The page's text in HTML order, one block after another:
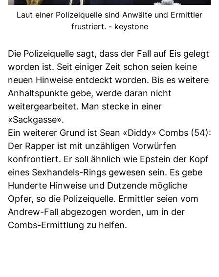
Laut einer Polizeiquelle sind Anwälte und Ermittler
frustriert. - keystone
Die Polizeiquelle sagt, dass der Fall auf Eis gelegt
worden ist. Seit einiger Zeit schon seien keine
neuen Hinweise entdeckt worden. Bis es weitere
Anhaltspunkte gebe, werde daran nicht
weitergearbeitet. Man stecke in einer
«Sackgasse».
Ein weiterer Grund ist Sean «Diddy» Combs (54):
Der Rapper ist mit unzähligen Vorwürfen
konfrontiert. Er soll ähnlich wie Epstein der Kopf
eines Sexhandels-Rings gewesen sein. Es gebe
Hunderte Hinweise und Dutzende mögliche
Opfer, so die Polizeiquelle. Ermittler seien vom
Andrew-Fall abgezogen worden, um in der
Combs-Ermittlung zu helfen.